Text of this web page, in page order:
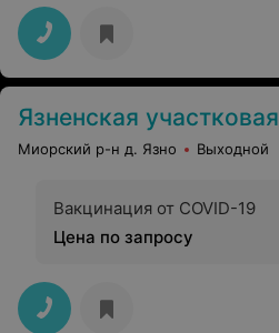
Язненская
Миорский р-н д. Язно Выходной
Вакцинация от COVID-19
Цена по запросу